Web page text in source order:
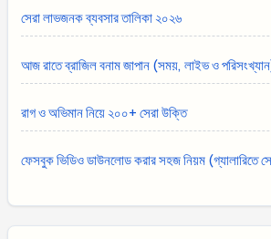
সেরা লাভজনক ব্যবসার তালিকা ২০২৬
আজ রাতে ব্রাজিল বনাম জাপান (সময়, লাইভ ও
রাগ ও অভিমান নিয়ে ২০০+ সেরা উক্তি
ফেসবুক ভিডিও ডাউনলোড করার সহজ নিয়ম (গ্যালারিতে